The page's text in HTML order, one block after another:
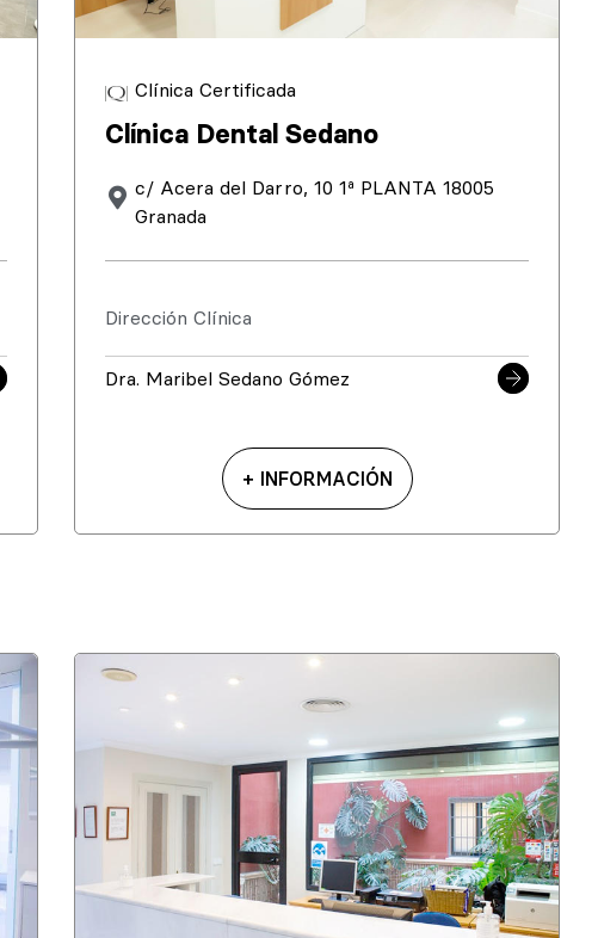
Clínica Certificada
Clínica Dental Sedano
c/ Acera del Darro, 10 1ª PLANTA 18005
Granada
Dirección Clínica
Dra. Maribel Sedano Gómez
+ INFORMACIÓN